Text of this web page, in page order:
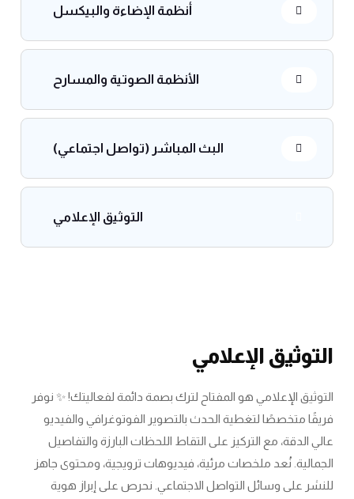
أنظمة الإضاءة والبيكسل
الأنظمة الصوتية والمسارح
البث المباشر (تواصل اجتماعي)
التوثيق الإعلامي
التوثيق الإعلامي
التوثيق الإعلامي هو المفتاح لترك بصمة دائمة لفعاليتك! ✨ نوفر
فريقًا متخصصًا لتغطية الحدث بالتصوير الفوتوغرافي والفيديو
عالي الدقة، مع التركيز على التقاط اللحظات البارزة والتفاصيل
الجمالية. نُعد ملخصات مرئية، فيديوهات ترويجية، ومحتوى جاهز
للنشر على وسائل التواصل الاجتماعي. نحرص على إبراز هوية